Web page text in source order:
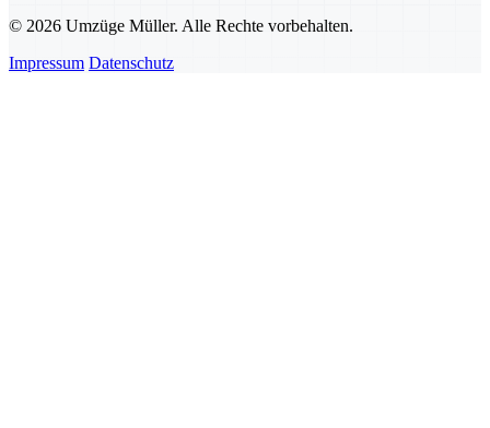
© 2026 Umzüge Müller. Alle Rechte vorbehalten.
Impressum Datenschutz